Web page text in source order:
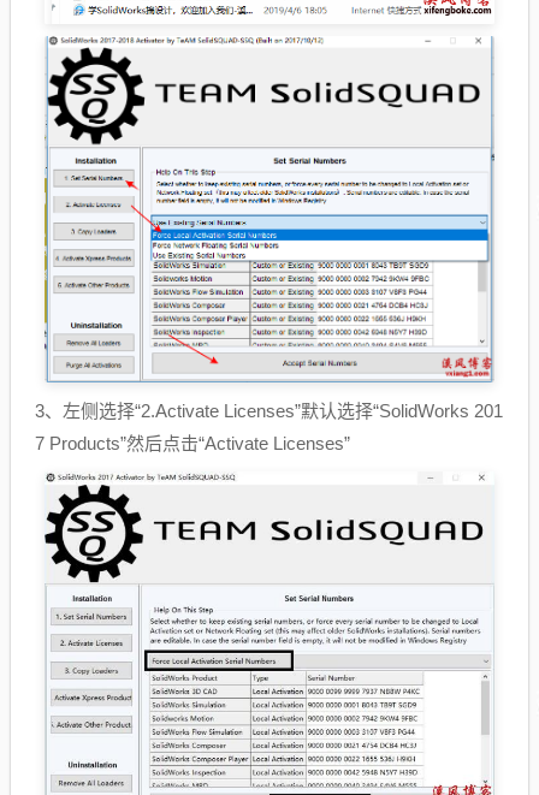
3、左侧选择“2.Activate Licenses”默认选择“SolidWorks 201
7 Products”然后点击“Activate Licenses”